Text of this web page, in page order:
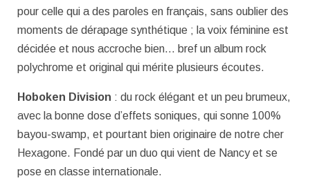
pour celle qui a des paroles en français, sans oublier des
moments de dérapage synthétique ; la voix féminine est
décidée et nous accroche bien… bref un album rock
polychrome et original qui mérite plusieurs écoutes.
Hoboken Division : du rock élégant et un peu brumeux,
avec la bonne dose d’effets soniques, qui sonne 100%
bayou-swamp, et pourtant bien originaire de notre cher
Hexagone. Fondé par un duo qui vient de Nancy et se
pose en classe internationale.